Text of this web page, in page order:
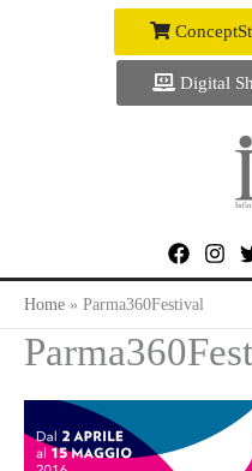
Digital
Home Parma360Festival